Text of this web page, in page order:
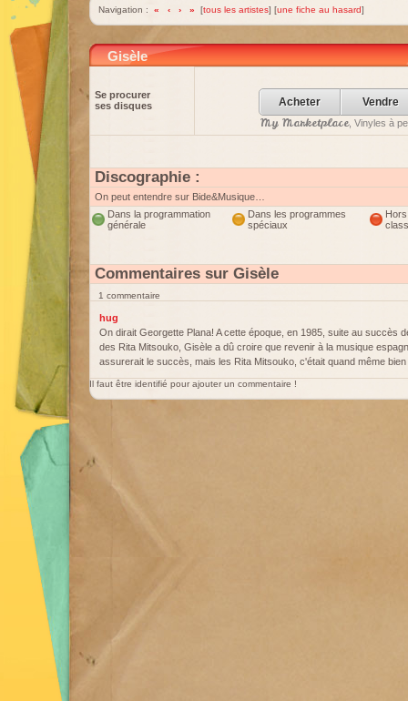
Navigation : « ‹ › » [tous les artistes] [une fiche au hasard]
Gisèle
Se procurer
ses disques
Acheter Vendre
My Marketplace, Vinyles à
Discographie :
On peut entendre sur Bide&Musique…
Dans la programmation
générale
Dans les programmes
spéciaux
Hors
Commentaires sur Gisèle
1 commentaire
hug
On dirait Georgette Plana! A cette époque, en 1985, suite au succès
des Rita Mitsouko, Gisèle a dû croire que revenir à la musique
assurerait le succès, mais les Rita Mitsouko, c'était quand même
Il faut être identifié pour ajouter un commentaire !